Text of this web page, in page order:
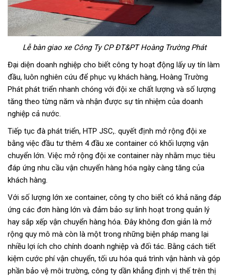
Lễ bàn giao xe Công Ty CP ĐT&PT Hoàng Trường Phát
Đại diện doanh nghiệp cho biết công ty hoạt động lấy uy tín làm
đầu, luôn nghiên cứu để phục vụ khách hàng, Hoàng Trường
Phát phát triển nhanh chóng với đội xe chất lượng và số lượng
tăng theo từng năm và nhận được sự tín nhiệm của doanh
nghiệp cả nước.
Tiếp tục đà phát triển, HTP JSC,. quyết định mở rộng đội xe
bằng việc đầu tư thêm 4 đầu xe container có khối lượng vận
chuyển lớn. Việc mở rộng đội xe container này nhằm mục tiêu
đáp ứng nhu cầu vận chuyển hàng hóa ngày càng tăng của
khách hàng.
Với số lượng lớn xe container, công ty cho biết có khả năng đáp
ứng các đơn hàng lớn và đảm bảo sự linh hoạt trong quản lý
hay sắp xếp vận chuyển hàng hóa. Đây không đơn giản là mở
rộng quy mô mà còn là một trong những biện pháp mang lại
nhiều lợi ích cho chính doanh nghiệp và đối tác. Bằng cách tiết
kiệm cước phí vận chuyển, tối ưu hóa quá trình vận hành và góp
phần bảo vệ môi trường, công ty dần khẳng định vị thế trên thị